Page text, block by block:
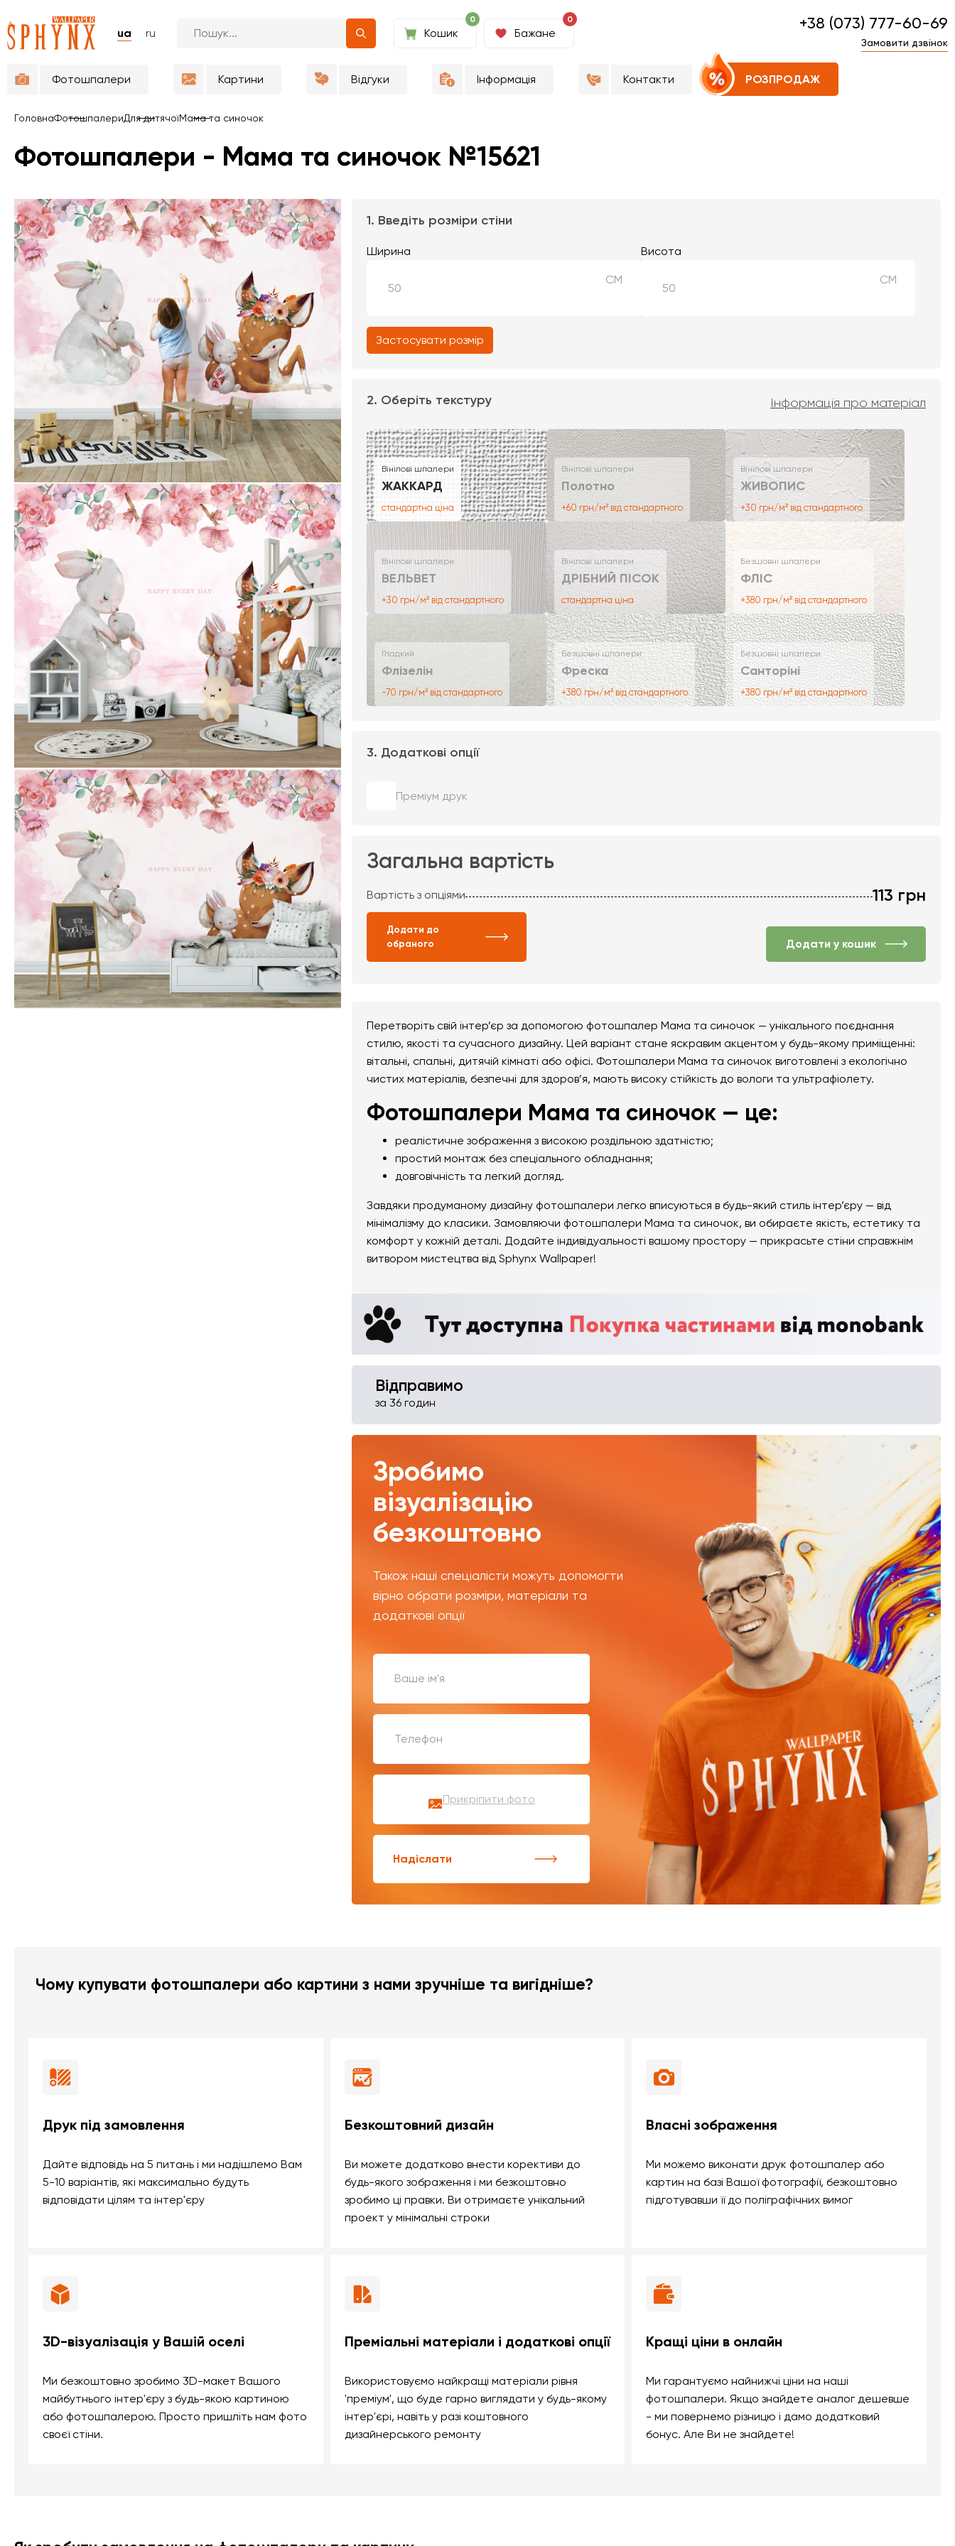
ua ru
0
Кошик
0
Бажане
+38 (073) 777-60-69
Замовити дзвінок
Фотошпалери Картини Відгуки Інформація Контакти РОЗПРОДАЖ
ГоловнаФотошпалериДля дитячоїМама та синочок
Фотошпалери - Мама та синочок №15621
1. Введіть розміри стіни
Ширина
СМ
Висота
СМ
Застосувати розмір
2. Оберіть текстуру Інформація про матеріал
Вінілові шпалери
ЖАККАРД
стандартна ціна
Вінілові шпалери
Полотно
+60 грн/м² від стандартного
Вінілові шпалери
ЖИВОПИС
+30 грн/м² від стандартного
Вінілові шпалери
ВЕЛЬВЕТ
+30 грн/м² від стандартного
Вінілові шпалери
ДРІБНИЙ ПІСОК
стандартна ціна
Безшовні шпалери
ФЛІС
+380 грн/м² від стандартного
Гладкий
Флізелін
-70 грн/м² від стандартного
Безшовні шпалери
Фреска
+380 грн/м² від стандартного
Безшовні шпалери
Санторіні
+380 грн/м² від стандартного
3. Додаткові опції
Преміум друк
Загальна вартість
Вартість з опціями 113 грн
Додати до
обраного
Додати у кошик
Перетворіть свій інтер’єр за допомогою фотошпалер Мама та синочок — унікального поєднання
стилю, якості та сучасного дизайну. Цей варіант стане яскравим акцентом у будь-якому приміщенні:
вітальні, спальні, дитячій кімнаті або офісі. Фотошпалери Мама та синочок виготовлені з екологічно
чистих матеріалів, безпечні для здоров’я, мають високу стійкість до вологи та ультрафіолету.
Фотошпалери Мама та синочок — це:
реалістичне зображення з високою роздільною здатністю;
простий монтаж без спеціального обладнання;
довговічність та легкий догляд.
Завдяки продуманому дизайну фотошпалери легко вписуються в будь-який стиль інтер’єру — від
мінімалізму до класики. Замовляючи фотошпалери Мама та синочок, ви обираєте якість, естетику та
комфорт у кожній деталі. Додайте індивідуальності вашому простору — прикрасьте стіни справжнім
витвором мистецтва від Sphynx Wallpaper!
Відправимо
за 36 годин
Зробимо
візуалізацію
безкоштовно
Також наші спеціалісти можуть допомогти
вірно обрати розміри, матеріали та
додаткові опції
Прикріпити фото
Надіслати
Чому купувати фотошпалери або картини з нами зручніше та вигідніше?
Друк під замовлення
Дайте відповідь на 5 питань і ми надішлемо Вам
5-10 варіантів, які максимально будуть
відповідати цілям та інтер'єру
Безкоштовний дизайн
Ви можете додатково внести корективи до
будь-якого зображення і ми безкоштовно
зробимо ці правки. Ви отримаєте унікальний
проект у мінімальні строки
Власні зображення
Ми можемо виконати друк фотошпалер або
картин на базі Вашої фотографії, безкоштовно
підготувавши її до поліграфічних вимог
3D-візуалізація у Вашій оселі
Ми безкоштовно зробимо 3D-макет Вашого
майбутнього інтер'єру з будь-якою картиною
або фотошпалерою. Просто пришліть нам фото
своєї стіни.
Преміальні матеріали і додаткові опції
Використовуємо найкращі матеріали рівня
'преміум', що буде гарно виглядати у будь-якому
інтер'єрі, навіть у разі коштовного
дизайнерського ремонту
Кращі ціни в онлайн
Ми гарантуємо найнижчі ціни на наші
фотошпалери. Якщо знайдете аналог дешевше
- ми повернемо різницю і дамо додатковий
бонус. Але Ви не знайдете!